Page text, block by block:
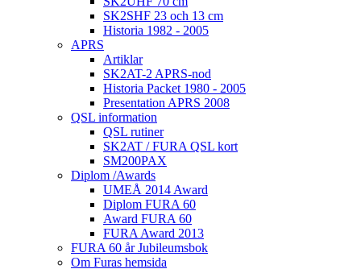
SK2SHF 23 och 13 cm
Historia 1982 - 2005
APRS
Artiklar
SK2AT-2 APRS-nod
Historia Packet 1980 - 2005
Presentation APRS 2008
QSL information
QSL rutiner
SK2AT / FURA QSL kort
SM200PAX
Diplom /Awards
UMEÅ 2014 Award
Diplom FURA 60
Award FURA 60
FURA Award 2013
FURA 60 år Jubileumsbok
Om Furas hemsida